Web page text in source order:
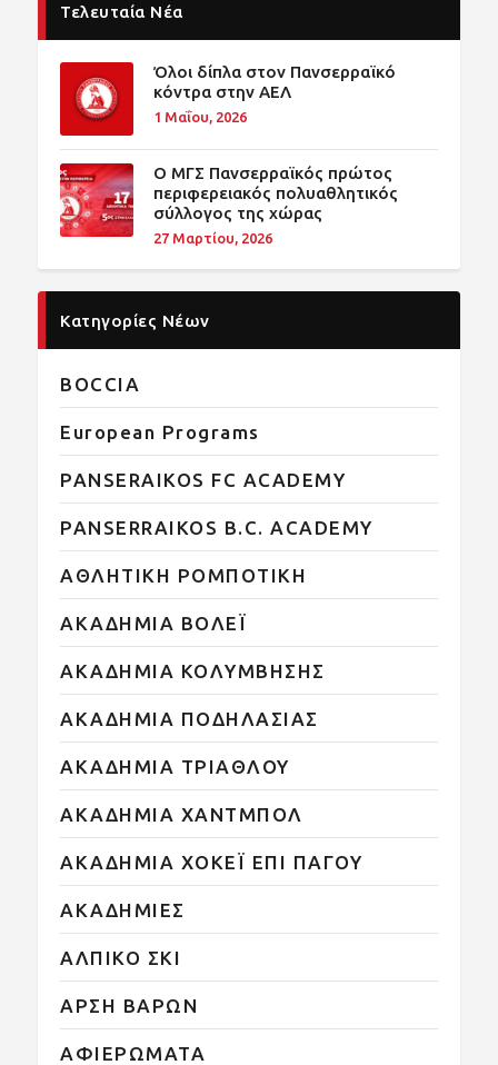
Τελευταία Νέα
Όλοι δίπλα στον Πανσερραϊκό
κόντρα στην ΑΕΛ
1 Μαΐου, 2026
O ΜΓΣ Πανσερραϊκός πρώτος
περιφερειακός πολυαθλητικός
σύλλογος της χώρας
27 Μαρτίου, 2026
Κατηγορίες Νέων
BOCCIA
European Programs
PANSERAIKOS FC ACADEMY
PANSERRAIKOS B.C. ACADEMY
ΑΘΛΗΤΙΚΗ ΡΟΜΠΟΤΙΚΗ
ΑΚΑΔΗΜΙΑ ΒΟΛΕΪ
ΑΚΑΔΗΜΙΑ ΚΟΛΥΜΒΗΣΗΣ
ΑΚΑΔΗΜΙΑ ΠΟΔΗΛΑΣΙΑΣ
ΑΚΑΔΗΜΙΑ ΤΡΙΑΘΛΟΥ
ΑΚΑΔΗΜΙΑ ΧΑΝΤΜΠΟΛ
ΑΚΑΔΗΜΙΑ ΧΟΚΕΪ ΕΠΙ ΠΑΓΟΥ
ΑΚΑΔΗΜΙΕΣ
ΑΛΠΙΚΟ ΣΚΙ
ΑΡΣΗ ΒΑΡΩΝ
ΑΦΙΕΡΩΜΑΤΑ